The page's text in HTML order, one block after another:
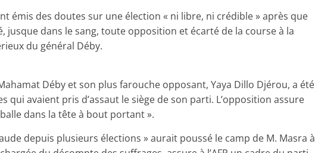
émis des doutes sur une élection « ni libre, ni crédible » après que
jusque dans le sang, toute opposition et écarté de la course à la
du général Déby.
Déby et son plus farouche opposant, Yaya Dillo Djérou, a été
qui avaient pris d’assaut le siège de son parti. L’opposition assure
balle dans la tête à bout portant ».
depuis plusieurs élections » aurait poussé le camp de M. Masra à